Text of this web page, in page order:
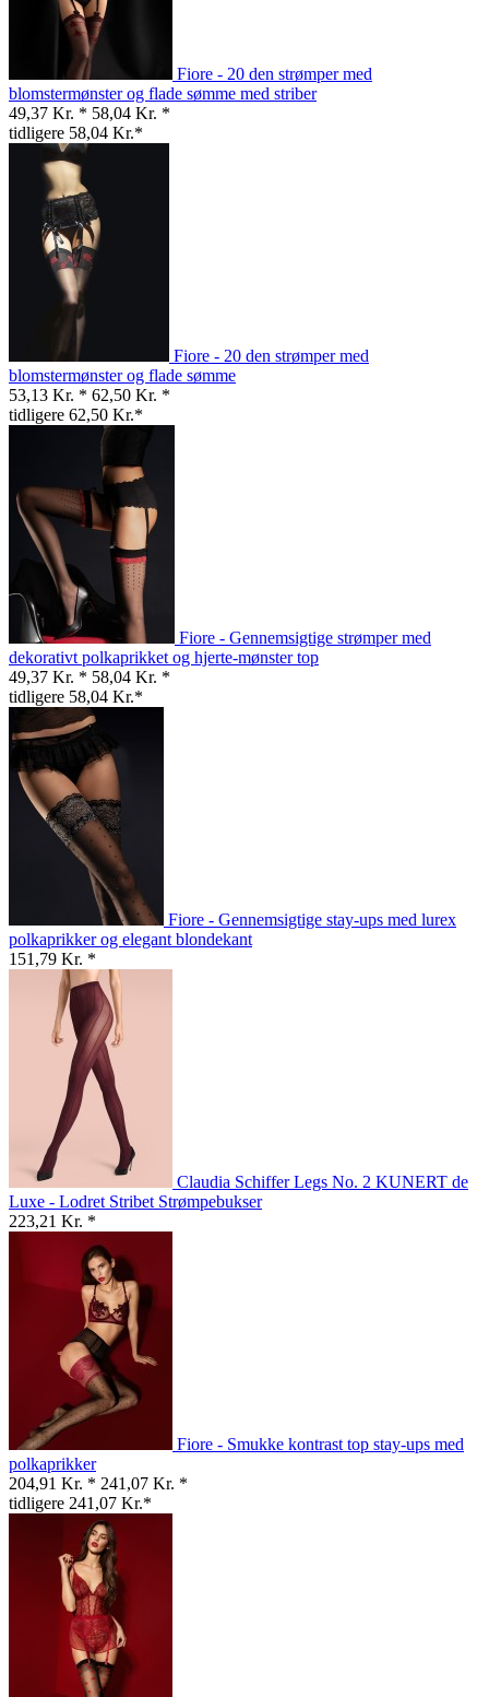
Fiore - 20 den strømper med
blomstermønster og flade sømme med striber
49,37 Kr. * 58,04 Kr. *
tidligere 58,04 Kr.*
Fiore - 20 den strømper med
blomstermønster og flade sømme
53,13 Kr. * 62,50 Kr. *
tidligere 62,50 Kr.*
Fiore - Gennemsigtige strømper med
dekorativt polkaprikket og hjerte-mønster top
49,37 Kr. * 58,04 Kr. *
tidligere 58,04 Kr.*
Fiore - Gennemsigtige stay-ups med lurex
polkaprikker og elegant blondekant
151,79 Kr. *
Claudia Schiffer Legs No. 2 KUNERT de
Luxe - Lodret Stribet Strømpebukser
223,21 Kr. *
Fiore - Smukke kontrast top stay-ups med
polkaprikker
204,91 Kr. * 241,07 Kr. *
tidligere 241,07 Kr.*